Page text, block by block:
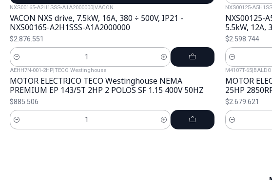
NXS00165-A2H1SSS-A1A2000000|VACON
VACON NXS drive, 7.5kW, 16A, 380 ÷ 500V, IP21 -
NXS00165-A2H1SSS-A1A2000000
$2.876.551
Cantidad
NXS00125-
NXS00125-
5.5kW, 12A,
$2.598.744
Cantidad
AEHH7N-001-2HP|TECO Westinghouse
MOTOR ELECTRICO TECO Westinghouse NEMA
PREMIUM EP 143/5T 2HP 2 POLOS SF 1.15 400V 50HZ
$885.506
Cantidad
M4107T-65|
MOTOR
25HP
$2.679.621
Cantidad